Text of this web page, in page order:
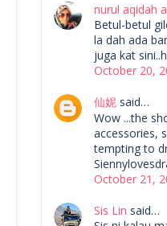
nurul aqidah
Betul-betul
la dah ada
juga kat
October 20,
仙妮 said…
Wow ...the
accessories,
tempting to
October 21,
Sis Lin said…